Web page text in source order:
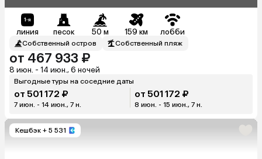
линия песок 50 м 159 км лобби
Собственный остров Собственный пляж
от 467 933 ₽
8 июн. - 14 июн., 6 ночей
Выгодные туры на соседние даты
от 501 172 ₽
7 июн. - 14 июн., 7 н.
от 501 172 ₽
8 июн. - 15 июн., 7 н.
Кешбэк + 5 531